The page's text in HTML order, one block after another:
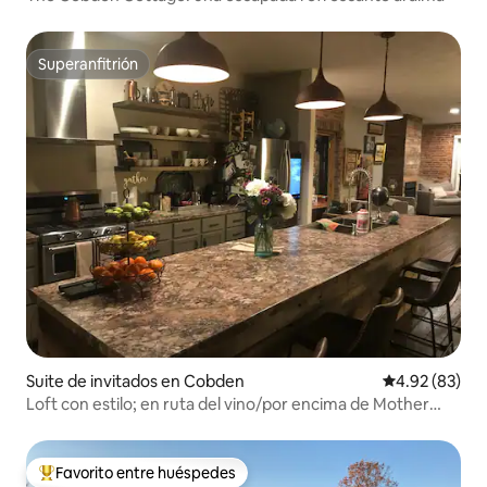
Superanfitrión
Superanfitrión
Suite de invitados en Cobden Calificación
4.92 (83)
Loft con estilo; en ruta del vino/por encima de Mother
Favorito entre huéspedes preferido
Favorito entre huéspedes